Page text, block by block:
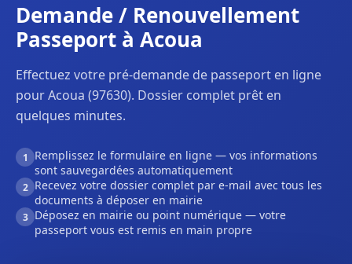
Demande / Renouvellement
Passeport à Acoua
Effectuez votre pré-demande de passeport en ligne
pour Acoua (97630). Dossier complet prêt en
quelques minutes.
1
Remplissez le formulaire en ligne — vos informations
sont sauvegardées automatiquement
2 Recevez votre dossier complet par e-mail avec tous les
documents à déposer en mairie
3 Déposez en mairie ou point numérique — votre
passeport vous est remis en main propre